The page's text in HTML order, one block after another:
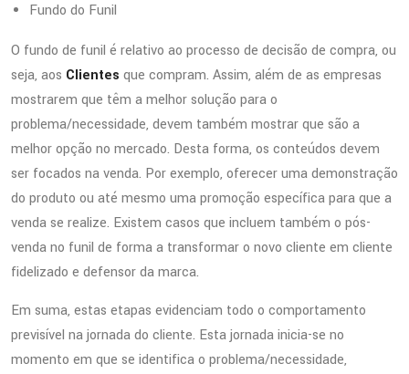
Fundo do Funil
O fundo de funil é relativo ao processo de decisão de compra, ou
seja, aos Clientes que compram. Assim, além de as empresas
mostrarem que têm a melhor solução para o
problema/necessidade, devem também mostrar que são a
melhor opção no mercado. Desta forma, os conteúdos devem
ser focados na venda. Por exemplo, oferecer uma demonstração
do produto ou até mesmo uma promoção específica para que a
venda se realize. Existem casos que incluem também o pós-
venda no funil de forma a transformar o novo cliente em cliente
fidelizado e defensor da marca.
Em suma, estas etapas evidenciam todo o comportamento
previsível na jornada do cliente. Esta jornada inicia-se no
momento em que se identifica o problema/necessidade,